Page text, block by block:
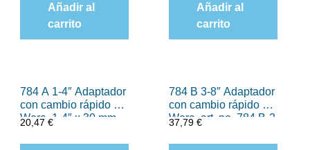
Añadir al
carrito
Añadir al
carrito
784 A 1-4″ Adaptador
con cambio rápido de
Wera, 1-4″ x 30 mm
20,47€
784 B 3-8″ Adaptador
con cambio rápido de
Wera, art. no. 784 B-2
x 5-16″ x 50 mm
37,79€